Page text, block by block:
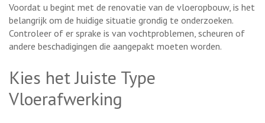
Voordat u begint met de renovatie van de vloeropbouw, is het
belangrijk om de huidige situatie grondig te onderzoeken.
Controleer of er sprake is van vochtproblemen, scheuren of
andere beschadigingen die aangepakt moeten worden.
Kies het Juiste Type
Vloerafwerking